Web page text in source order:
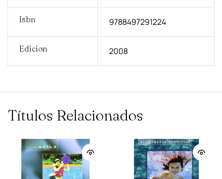
Isbn 9788497291224
Edicion 2008
Títulos Relacionados